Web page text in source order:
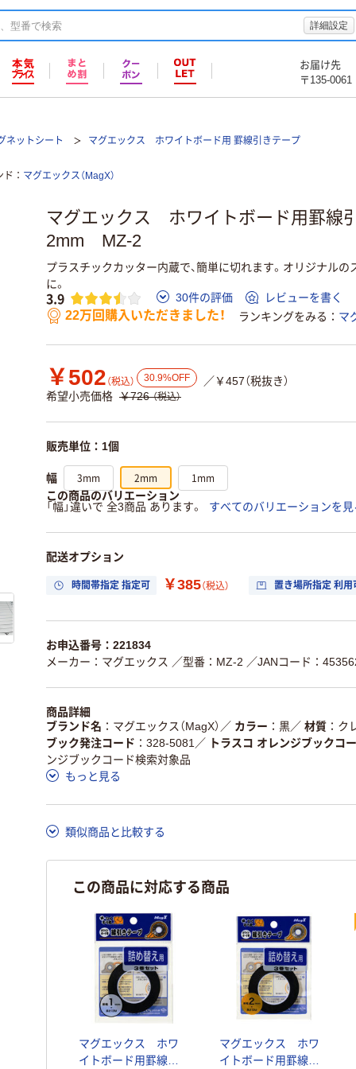
詳細設定
お届け先
〒135-0061
ネットシート マグエックス ホワイトボード用 罫線引きテープ
ド マグエックス（MagX）
マグエックス ホワイトボード用罫線
2mm MZ-2
プラスチックカッター内蔵で、簡単に切れます。オリジナル
に。
3.9 30件の評価 レビューを書く
22万回購入いただきました！ ランキングをみる マ
￥502 （税込） 30.9%OFF
／￥457（税抜き）
希望小売価格 ￥726 （税込）
販売単位：1個
幅 3mm 2mm 1mm
この商品のバリエーション
「幅」違いで 全3商品 あります。
すべてのバリエーションを見
配送オプション
時間帯指定 指定可 ￥385（税込） 置き場所指定 利用
お申込番号：221834
メーカー：マグエックス ／型番：MZ-2 ／JANコード：
商品詳細
ブランド名
マグエックス（MagX） ／ カラー 黒／ 材質
ク
ブック発注コード
328-5081 ／ トラスコ オレンジブックコ
ンジブックコード検索対象品
もっと見る
類似商品と比較する
この商品に対応する商品
マグエックス ホワ
イトボード用罫線引
マグエックス ホワ
イトボード用罫線引